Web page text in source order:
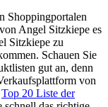
Shoppingportalen
Angel Sitzkiepe es
Sitzkiepe zu
Schauen Sie
gut an, denn
von
Top 20 Liste der